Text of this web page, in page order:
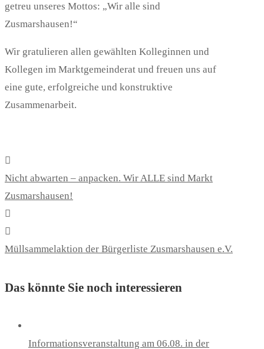
getreu unseres Mottos: „Wir alle sind
Zusmarshausen!“
Wir gratulieren allen gewählten Kolleginnen und
Kollegen im Marktgemeinderat und freuen uns auf
eine gute, erfolgreiche und konstruktive
Zusammenarbeit.
Nicht abwarten – anpacken. Wir ALLE sind Markt
Zusmarshausen!
Müllsammelaktion der Bürgerliste Zusmarshausen e.V.
Das könnte Sie noch interessieren
Informationsveranstaltung am 06.08. in der